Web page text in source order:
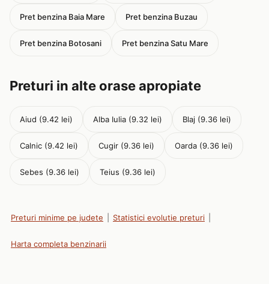
Pret benzina Baia Mare Pret benzina Buzau
Pret benzina Botosani Pret benzina Satu Mare
Preturi in alte orase apropiate
Aiud (9.42 lei) Alba Iulia (9.32 lei) Blaj (9.36 lei)
Calnic (9.42 lei) Cugir (9.36 lei) Oarda (9.36 lei)
Sebes (9.36 lei) Teius (9.36 lei)
Preturi minime pe judete Statistici evolutie preturi
Harta completa benzinarii